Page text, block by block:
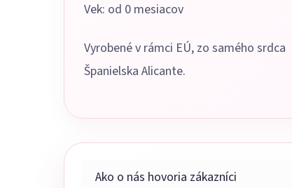
Vek: od 0 mesiacov
Vyrobené v rámci EÚ, zo samého srdca
Španielska Alicante.